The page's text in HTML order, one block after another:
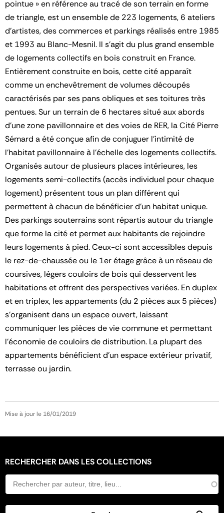
pointue » en référence au tracé de son terrain en forme
de triangle, est un ensemble de 223 logements, 6 ateliers
d’artistes, des commerces et parkings réalisés entre 1985
et 1993 au Blanc-Mesnil. Il s’agit du plus grand ensemble
de logements collectifs en bois construit en France.
Entièrement construite en bois, cette cité apparaît
comme un enchevêtrement de volumes découpés
caractérisés par ses pans obliques et ses toitures très
pentues. Sur un terrain de 6 hectares situé aux abords
d’une zone pavillonnaire et des voies de RER, la Cité Pierre
Sémard a été conçue afin de conjuguer l’intimité de
l’habitat pavillonnaire à l’échelle des logements collectifs.
Organisés autour de plusieurs places intérieures, les
logements semi-collectifs (accès individuel pour chaque
logement) présentent tous un plan différent qui
permettent à chacun de bénéficier d’un habitat unique.
Des parkings souterrains sont répartis autour du triangle
que forme la cité et permet aux habitants de rejoindre
leurs logements à pied. Ceux-ci sont accessibles depuis
le rez-de-chaussée ou le 1er étage grâce à un réseau de
coursives, légers couloirs de bois qui desservent les
habitations et offrent des perspectives variées. En duplex
et en triplex, les appartements (du 2 pièces aux 5 pièces)
s’organisent dans un espace ouvert, laissant
communiquer les pièces de vie commune et permettant
l’économie de couloirs de distribution. La plupart des
appartements bénéficient d’un espace extérieur privatif,
terrasse ou jardin.
Mise à jour le 16/01/2019
RECHERCHER DANS LES COLLECTIONS